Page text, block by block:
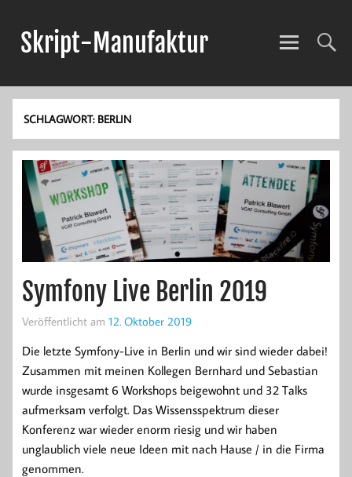
Skript-Manufaktur
SCHLAGWORT: BERLIN
Symfony Live Berlin 2019
Veröffentlicht am 12. Oktober 2019
Die letzte Symfony-Live in Berlin und wir sind wieder dabei!
Zusammen mit meinen Kollegen Bernhard und Sebastian
wurde insgesamt 6 Workshops beigewohnt und 32 Talks
aufmerksam verfolgt. Das Wissensspektrum dieser
Konferenz war wieder enorm riesig und wir haben
unglaublich viele neue Ideen mit nach Hause / in die Firma
genommen.